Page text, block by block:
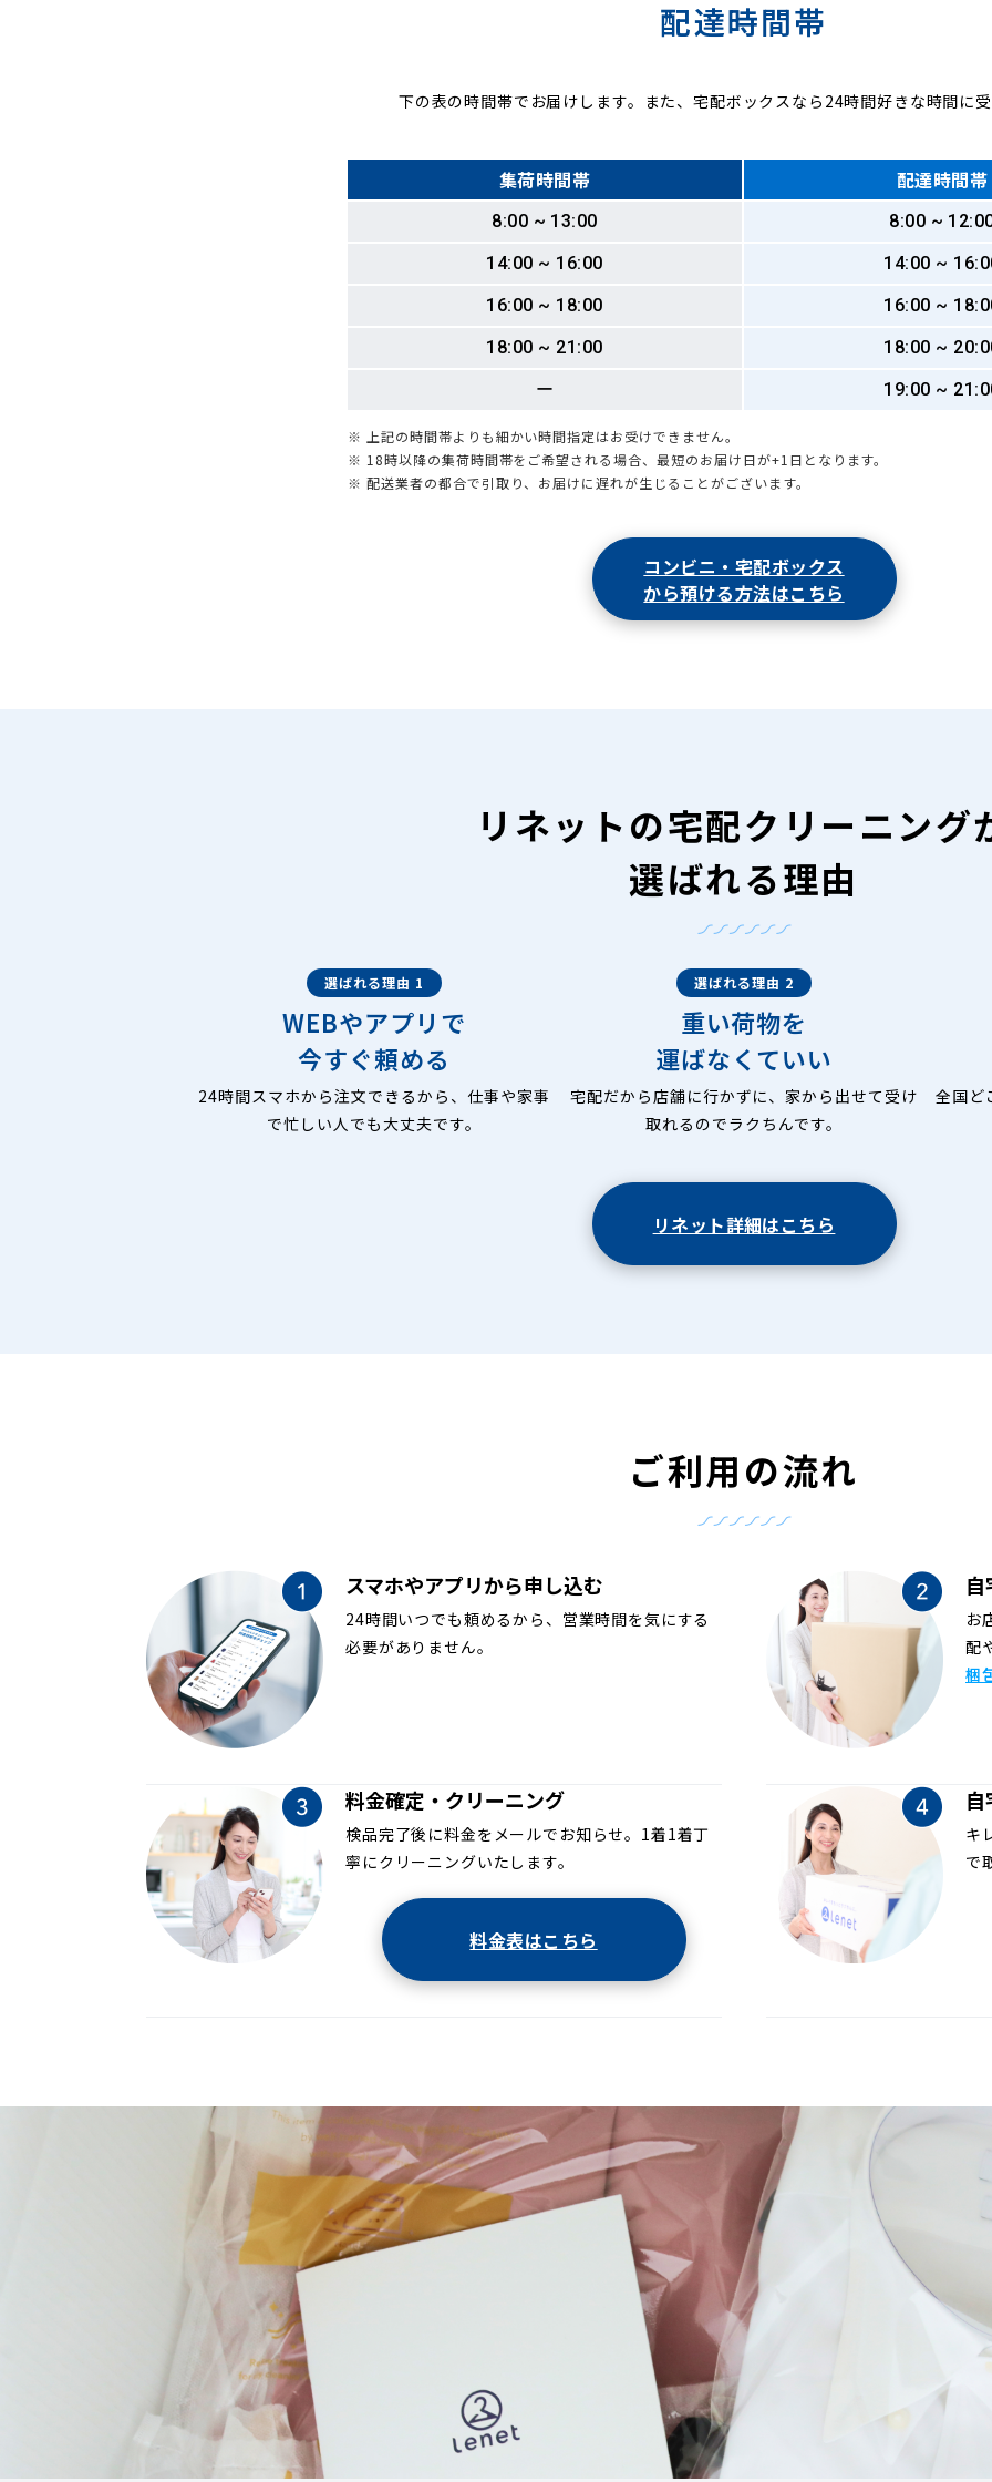
配達時間帯
下の表の時間帯でお届けします。また、宅配ボックスなら24時間好きな時間に受
集荷時間帯 配達時間帯
8:00 ~ 13:00
8:00 ~
14:00 ~ 16:00
14:00 ~
16:00 ~ 18:00
16:00 ~
18:00 ~ 21:00
18:00 ~
ー
19:00 ~
※ 上記の時間帯よりも細かい時間指定はお受けできません。
※ 18時以降の集荷時間帯をご希望される場合、最短のお届け日が+1日となります。
※ 配送業者の都合で引取り、お届けに遅れが生じることがございます。
コンビニ・宅配ボックス
から預ける方法はこちら
リネットの宅配クリーニング
選ばれる理由
選ばれる理由 1
WEBやアプリで
今すぐ頼める
24時間スマホから注文できるから、仕事や家事
で忙しい人でも大丈夫です。
選ばれる理由 2
重い荷物を
運ばなくていい
宅配だから店舗に行かずに、家から出せて受け
取れるのでラクちんです。
全国ど
リネット詳細はこちら
ご利用の流れ
スマホやアプリから申し込む
24時間いつでも頼めるから、営業時間を気にする
必要がありません。
お
配
梱
料金確定・クリーニング
検品完了後に料金をメールでお知らせ。1着1着丁
寧にクリーニングいたします。
料金表はこちら
キ
で